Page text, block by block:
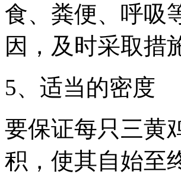
食、粪便、呼吸
因，及时采取措
5、适当的密度
要保证每只三黄
积，使其自始至